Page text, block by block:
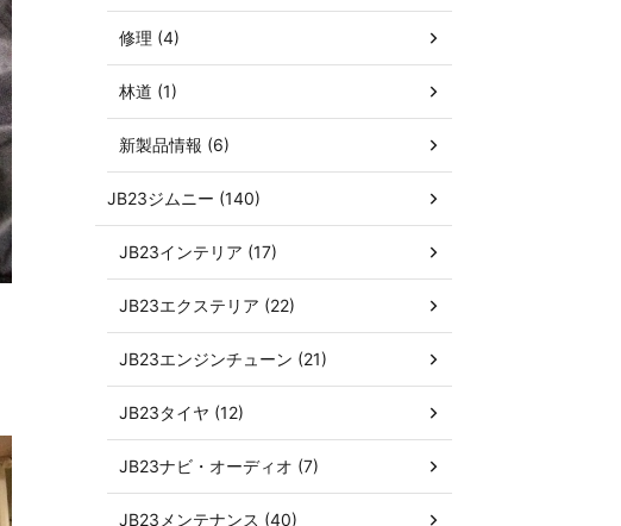
修理 (4)
林道 (1)
新製品情報 (6)
JB23ジムニー (140)
JB23インテリア (17)
JB23エクステリア (22)
JB23エンジンチューン (21)
JB23タイヤ (12)
JB23ナビ・オーディオ (7)
JB23メンテナンス (40)